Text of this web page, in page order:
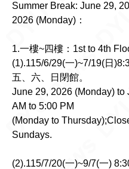
Summer Break: June 29,
2026 (Monday)：
1.一樓~四樓：1st to 4th
(1).115/6/29(一)~7/19(日
五、六、日閉館。
June 29, 2026 (Monday)
AM to 5:00 PM
(Monday to
Sundays.
(2).115/7/20(一)~9/7(一)